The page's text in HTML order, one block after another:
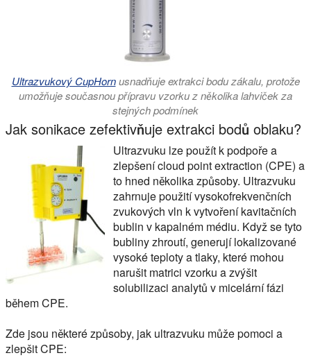
Ultrazvukový CupHornusnadňuje extrakci bodu zákalu, protože
umožňuje současnou přípravu vzorku z několika lahviček za
stejných podmínek
Jak sonikace zefektivňuje extrakci bodů oblaku?
Ultrazvuku lze použít k podpoře a
zlepšenícloud point extraction (CPE) a
to hned několika způsoby. Ultrazvuku
zahrnuje použití vysokofrekvenčních
zvukových vln k vytvoření kavitačních
bublin v kapalném médiu. Když se tyto
bubliny zhroutí, generují lokalizované
vysoké teploty a tlaky, které mohou
narušit matrici vzorku a zvýšit
solubilizaci analytů v micelární fázi
během CPE.
Zde jsou některé způsoby, jak ultrazvuku může pomoci a
zlepšit CPE: